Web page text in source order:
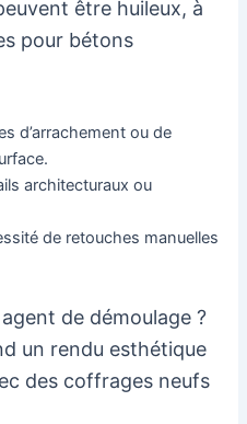
être huileux, à
pour bétons
d’arrachement ou de
architecturaux ou
de retouches manuelles
de démoulage ?
un rendu esthétique
des coffrages neufs